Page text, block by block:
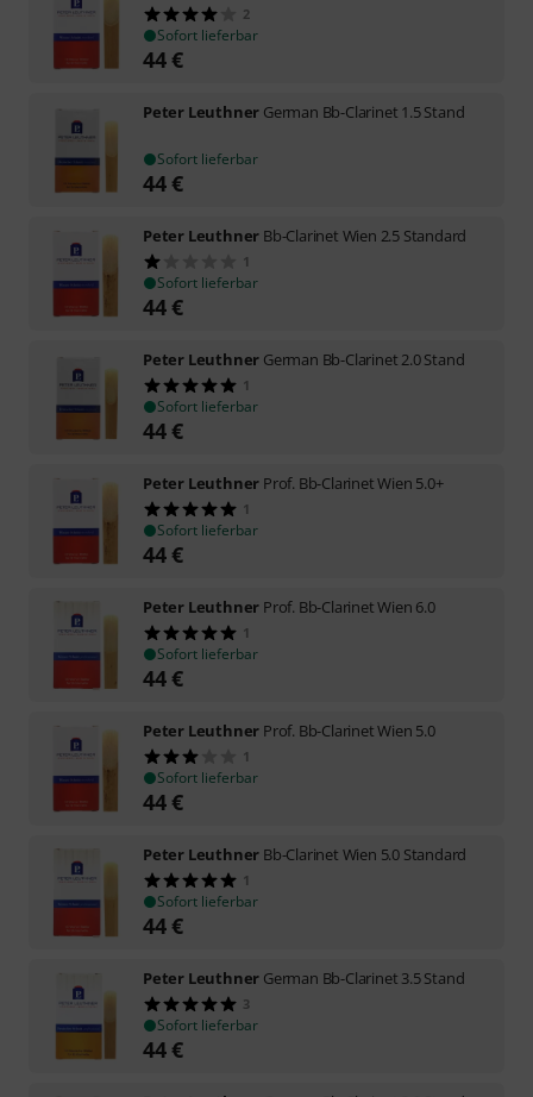
2
Sofort lieferbar
44€
Peter Leuthner German Bb-Clarinet 1.5 Stand
Sofort lieferbar
44€
Peter Leuthner Bb-Clarinet Wien 2.5 Standard
1
Sofort lieferbar
44€
Peter Leuthner German Bb-Clarinet 2.0 Stand
1
Sofort lieferbar
44€
Peter Leuthner Prof. Bb-Clarinet Wien 5.0+
1
Sofort lieferbar
44€
Peter Leuthner Prof. Bb-Clarinet Wien 6.0
1
Sofort lieferbar
44€
Peter Leuthner Prof. Bb-Clarinet Wien 5.0
1
Sofort lieferbar
44€
Peter Leuthner Bb-Clarinet Wien 5.0 Standard
1
Sofort lieferbar
44€
Peter Leuthner German Bb-Clarinet 3.5 Stand
3
Sofort lieferbar
44€